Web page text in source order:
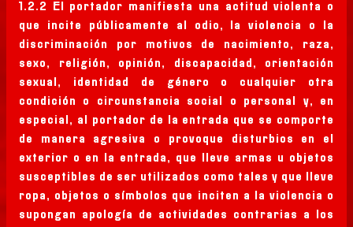
1.2.2 El portador manifiesta una actitud violenta o
que incite públicamente al odio, la violencia o la
discriminación por motivos de nacimiento, raza,
sexo, religión, opinión, discapacidad, orientación
sexual, identidad de género o cualquier otra
condición o circunstancia social o personal y, en
especial, al portador de la entrada que se comporte
de manera agresiva o provoque disturbios en el
exterior o en la entrada, que lleve armas u objetos
susceptibles de ser utilizados como tales y que lleve
ropa, objetos o símbolos que inciten a la violencia o
supongan apología de actividades contrarias a los